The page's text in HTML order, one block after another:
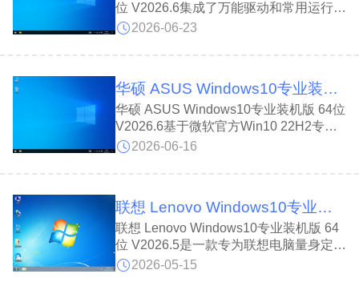
位 V2026.6集成了万能驱动和常用运行
库，兼容性强且运行流畅。联想 Lenovo
持指纹、人脸识别及微软账号登录，完美
约9.5GB，新旧电脑都能轻松驾驭。
2026-06-23
华硕 ASUS Windows10专业装机版 64位 V2026.6
华硕 ASUS Windows10专业装机版 64位
V2026.6基于微软官方Win10 22H2专业
版离线制作，集成万能驱动与常用运行
纹人脸识别与微软商店登录，华硕
V2026.6系统分区占用也仅9.5GB左右，
让华硕笔记本或台式机运行更稳定流畅。
2026-06-16
联想 Lenovo Windows10专业装机版 64位 V2026.5
联想 Lenovo Windows10专业装机版 64
位 V2026.5是一款专为联想电脑量身定制
的Win10专业版系统，如果你用不惯预装
2026-05-15